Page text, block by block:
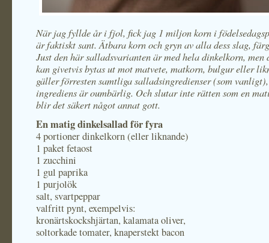
När jag fyllde år i fjol, fick jag 1 miljon korn i
är faktiskt sant. Ätbara korn och gryn av alla dess slag,
Just den här salladsvarianten är med hela dinkelkorn, men
kan givetvis bytas ut mot matvete, matkorn, bulgur eller
gäller förresten samtliga salladsingredienser (som
ingrediens är oumbärlig. Och slutar inte rätten som en
blir det säkert något annat gott.
En matig dinkelsallad för fyra
4 portioner dinkelkorn (eller liknande)
1 paket fetaost
1 zucchini
1 gul paprika
1 purjolök
salt, svartpeppar
valfritt pynt, exempelvis:
kronärtskockshjärtan, kalamata oliver,
soltorkade tomater, knaperstekt bacon